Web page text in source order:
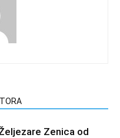
Zenica od